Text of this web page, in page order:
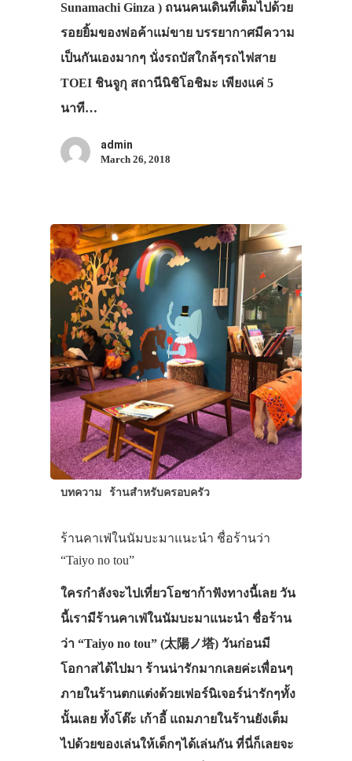
Sunamachi Ginza ) ถนนคนเดินที่เต็มไปด้วย
รอยยิ้มของพ่อค้าแม่ขาย บรรยากาศมีความ
เป็นกันเองมากๆ นั่งรถบัสใกล้ๆรถไฟสาย
TOEI ชินจูกุ สถานีนิชิโอชิมะ เพียงแค่ 5
นาที…
admin
March 26, 2018
บทความ ร้านสำหรับครอบครัว
ร้านคาเฟ่ในนัมบะมาแนะนำ ชื่อร้านว่า
“Taiyo no tou”
ใครกำลังจะไปเที่ยวโอซาก้าฟังทางนี้เลย วัน
นี้เรามีร้านคาเฟ่ในนัมบะมาแนะนำ ชื่อร้าน
ว่า “Taiyo no tou” (太陽ノ塔) วันก่อนมี
โอกาสได้ไปมา ร้านน่ารักมากเลยค่ะเพื่อนๆ
ภายในร้านตกแต่งด้วยเฟอร์นิเจอร์น่ารักๆทั้ง
นั้นเลย ทั้งโต๊ะ เก้าอี้ แถมภายในร้านยังเต็ม
ไปด้วยของเล่นให้เด็กๆได้เล่นกัน ที่นี่ก็เลยจะ